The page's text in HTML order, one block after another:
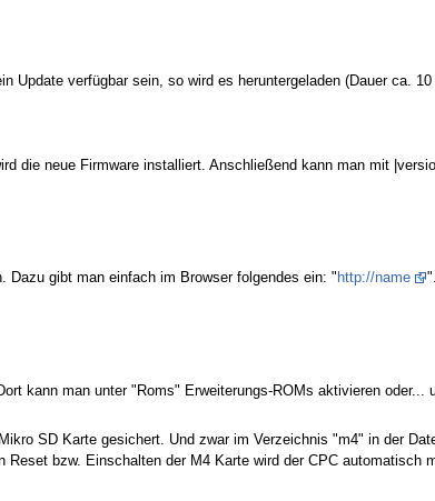
Update verfügbar sein, so wird es heruntergeladen (Dauer ca.
die neue Firmware installiert. Anschließend kann man mit
Dazu gibt man einfach im Browser folgendes ein: " http://name
kann man unter "Roms" Erweiterungs-ROMs aktivieren oder...
SD Karte gesichert. Und zwar im Verzeichnis "m4" in der
bzw. Einschalten der M4 Karte wird der CPC automatisch